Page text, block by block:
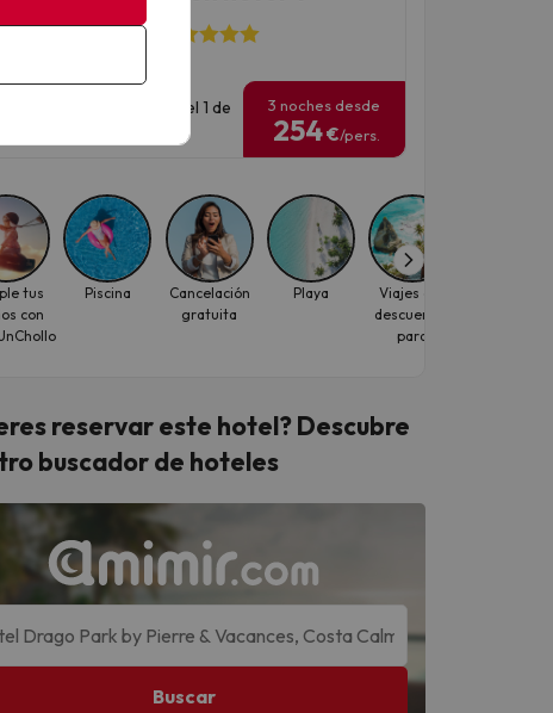
ALEGRIA Florida
Fechas para viajar: hasta el 1 de
3 noches desde
254€/pers.
tus
con
Piscina
Cancelación
gratuita
Playa
Viajes con
descuentos
para
reservar este hotel? Descubre
buscador de hoteles
Buscar